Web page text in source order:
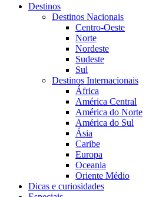
Destinos
Destinos Nacionais
Centro-Oeste
Norte
Nordeste
Sudeste
Sul
Destinos Internacionais
África
América Central
América do Norte
América do Sul
Ásia
Caribe
Europa
Oceania
Oriente Médio
Dicas e curiosidades